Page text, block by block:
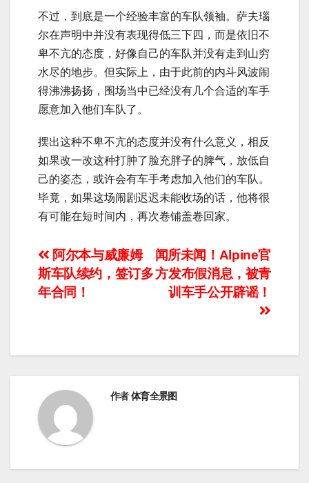
不过，到底是一个经验丰富的车队领袖。萨夫瑙
尔在声明中并没有表现得低三下四，而是依旧不
卑不亢的态度，好像自己的车队并没有走到山穷
水尽的地步。但实际上，由于此前的内斗风波闹
得沸沸扬扬，围场当中已经没有几个合适的车手
愿意加入他们车队了。
摆出这种不卑不亢的态度并没有什么意义，相反
如果改一改这种打肿了脸充胖子的脾气，放低自
己的姿态，或许会有车手考虑加入他们的车队。
毕竟，如果这场闹剧迟迟未能收场的话，他将很
有可能在短时间内，再次卷铺盖卷回家。
文
章
闻所未闻！Alpine官
方发布假消息，被青
训车手公开辟谣！
阿尔本与威廉姆
斯车队续约，签订多
年合同！
作者体育全景图